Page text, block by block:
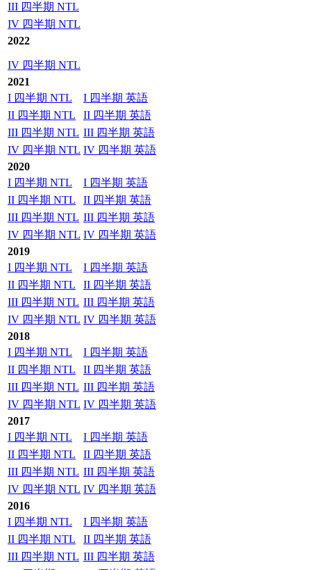
III 四半期 NTL
IV 四半期 NTL
2022
IV 四半期 NTL
2021
I 四半期 NTL
I 四半期 英語
II 四半期 NTL
II 四半期 英語
III 四半期 NTL III 四半期 英語
IV 四半期 NTL IV 四半期 英語
2020
I 四半期 NTL
I 四半期 英語
II 四半期 NTL
II 四半期 英語
III 四半期 NTL III 四半期 英語
IV 四半期 NTL IV 四半期 英語
2019
I 四半期 NTL
I 四半期 英語
II 四半期 NTL
II 四半期 英語
III 四半期 NTL III 四半期 英語
IV 四半期 NTL IV 四半期 英語
2018
I 四半期 NTL
I 四半期 英語
II 四半期 NTL
II 四半期 英語
III 四半期 NTL III 四半期 英語
IV 四半期 NTL IV 四半期 英語
2017
I 四半期 NTL
I 四半期 英語
II 四半期 NTL
II 四半期 英語
III 四半期 NTL III 四半期 英語
IV 四半期 NTL IV 四半期 英語
2016
I 四半期 NTL
I 四半期 英語
II 四半期 NTL
II 四半期 英語
III 四半期 NTL III 四半期 英語